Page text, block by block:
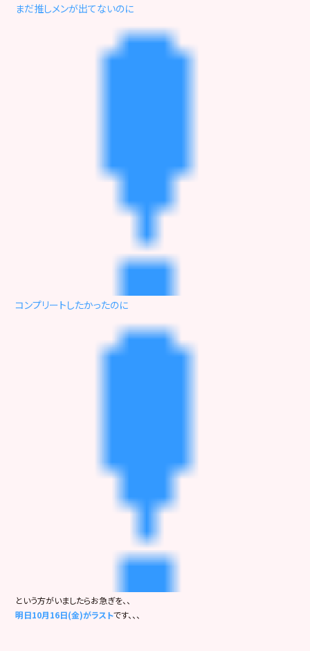
まだ推しメンが出てないのに
コンプリートしたかったのに
という方がいましたらお急ぎを、、
明日10月16日(金)がラストです、、、